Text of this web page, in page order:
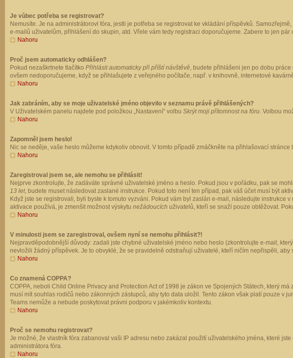
Je vůbec potřeba se registrovat?
Nemusíte. Je na administrátorovi fóra, jestli je potřeba se registrovat ke vkládání příspěvků.
e-mailů uživatelům, přihlášení do skupin, atd. Vřele vám tedy registraci doporučujeme. Zabere to jen pár
Nahoru
Proč jsem automaticky odhlášen?
Pokud nezaškrtnete tlačítko Přihlásit automaticky při příští návštěvě, budete přihlášeni jen po dobu
ovšem nedoporučujeme, když se přihlašujete z veřejného počítače, např. v knihovně, internetové
Nahoru
Jak zabráním, aby se moje uživatelské jméno objevilo v seznamu právě přihlášených?
V Uživatelském panelu najdete pod položkou „Nastavení“ volbu Skrýt moji přítomnost na fóru. Volbou
Nahoru
Zapomněl jsem heslo!
Nic se neděje, vaše heslo můžeme kdykoliv obnovit. V tomto případě zmáčkněte na přihlašovací stránce
Nahoru
Zaregistroval jsem se, ale nemohu se přihlásit!
Nejprve zkontrolujte, že zadáváte správné uživatelské jméno a heslo. Pokud jsou v pořádku, pak se
13 let, budete muset následovat zaslané instrukce. Pokud toto není ten případ, pak váš účet musí být
Když jste se registrovali, byli byste k tomuto vyzváni. Pokud vám byl zaslán e-mail, následujte
aktivace používá, je zmenšit možnost výskytu nežádoucích uživatelů, kteří se snaží pouze obtěžovat.
Nahoru
V minulosti jsem se zaregistroval, ovšem nyní se nemohu přihlásit?!
Nejpravděpodobnější důvody: zadali jste chybné uživatelské jméno nebo heslo (zkontrolujte e-mail,
nevložili žádný příspěvek. Je to obvyklé, že se pravidelně odstraňují uživatelé, kteří ničím nepřispěli,
Nahoru
Co znamená COPPA?
COPPA, neboli Child Online Privacy and Protection Act of 1998 je zákon ve Spojených Státech, který
musí mít souhlas rodičů nebo zákonných zástupců, aby tyto data uložil. Tento zákon však platí pouze
Teams nemůže a nebude poskytovat právni podporu v jakémkoliv kontextu.
Nahoru
Proč se nemohu registrovat?
Je možné, že vlastník fóra zabanoval vaši IP adresu nebo zakázal použití uživatelského jména, které
administrátora fóra.
Nahoru